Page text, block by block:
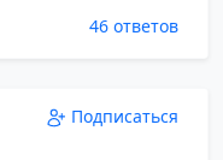
46 ответов
Подписаться